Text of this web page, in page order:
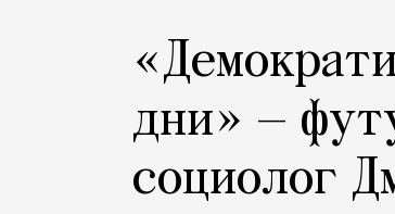
дни» —
социолог